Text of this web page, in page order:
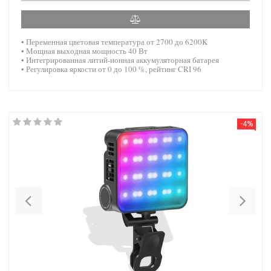
• Переменная цветовая температура от 2700 до 6200K
• Мощная выходная мощность 40 Вт
• Интегрированная литий-ионная аккумуляторная батарея
• Регулировка яркости от 0 до 100 %, рейтинг CRI 96
-4%